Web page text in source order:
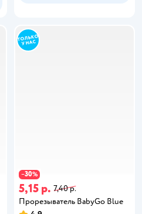
−30%
5,15 р. 7,40 р.
Прорезыватель BabyGo Blue